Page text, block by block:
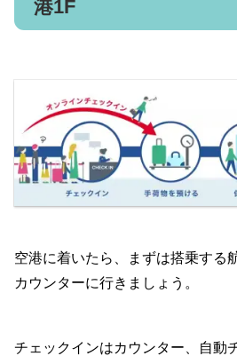
港1F
空港に着いたら、まずは搭乗する
カウンターに行きましょう。
チェックインはカウンター、自動